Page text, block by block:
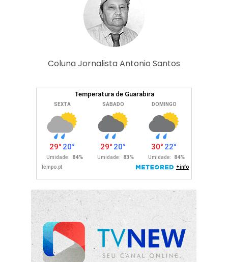
Coluna Jornalista Antonio Santos